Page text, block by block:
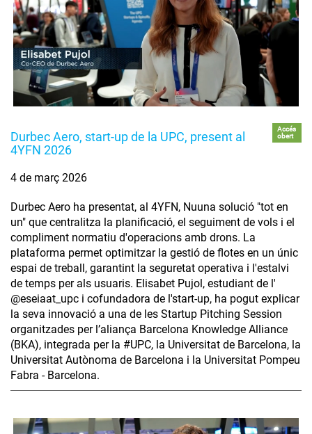
Durbec Aero, start-up de la UPC, present al
4YFN 2026
Accés
obert
4 de març 2026
Durbec Aero ha presentat, al 4YFN, Nuuna solució "tot en
un" que centralitza la planificació, el seguiment de vols i el
compliment normatiu d'operacions amb drons. La
plataforma permet optimitzar la gestió de flotes en un únic
espai de treball, garantint la seguretat operativa i l'estalvi
de temps per als usuaris. Elisabet Pujol, estudiant de l'
@eseiaat_upc i cofundadora de l'start-up, ha pogut explicar
la seva innovació a una de les Startup Pitching Session
organitzades per l’aliança Barcelona Knowledge Alliance
(BKA), integrada per la #UPC, la Universitat de Barcelona, la
Universitat Autònoma de Barcelona i la Universitat Pompeu
Fabra - Barcelona.